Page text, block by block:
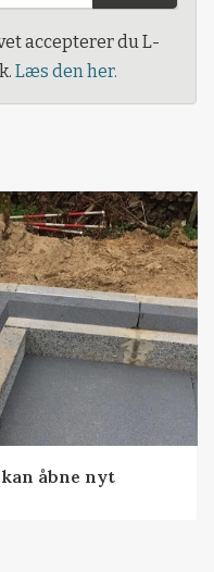
accepterer du L-
Læs den her.
åbne nyt